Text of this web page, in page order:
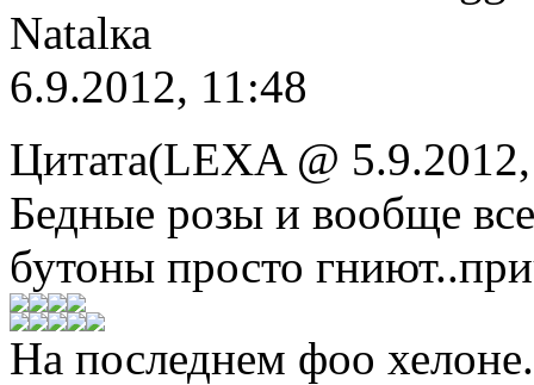
Natalка
6.9.2012, 11:48
Цитата(LEXA @
Бедные розы и вообще
бутоны просто
На последнем фоо